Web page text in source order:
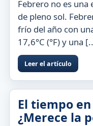
Febrero no es una
de pleno sol.
frío del año con
17,6°C (°F) y una
Leer el artículo
El tiempo
¿Merece la